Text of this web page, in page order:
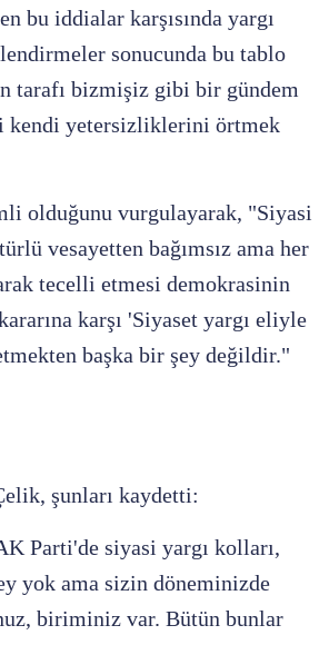
iddialar karşısında yargı
sonucunda bu tablo
tarafı bizmişiz gibi bir gündem
kendi yetersizliklerini örtmek
olduğunu vurgulayarak, "Siyasi
vesayetten bağımsız ama her
tecelli etmesi demokrasinin
karşı 'Siyaset yargı eliyle
başka bir şey değildir."
şunları kaydetti:
Parti'de siyasi yargı kolları,
yok ama sizin döneminizde
biriminiz var. Bütün bunlar